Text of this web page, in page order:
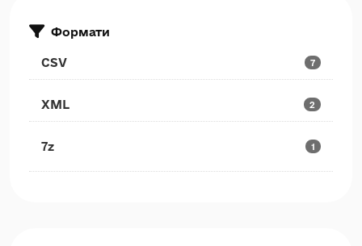
Формати
CSV 7
XML 2
7z 1